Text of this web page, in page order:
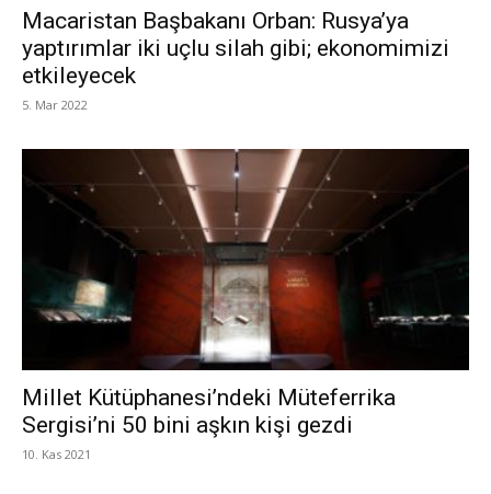
Macaristan Başbakanı Orban: Rusya’ya
yaptırımlar iki uçlu silah gibi; ekonomimizi
etkileyecek
5. Mar 2022
Millet Kütüphanesi’ndeki Müteferrika
Sergisi’ni 50 bini aşkın kişi gezdi
10. Kas 2021